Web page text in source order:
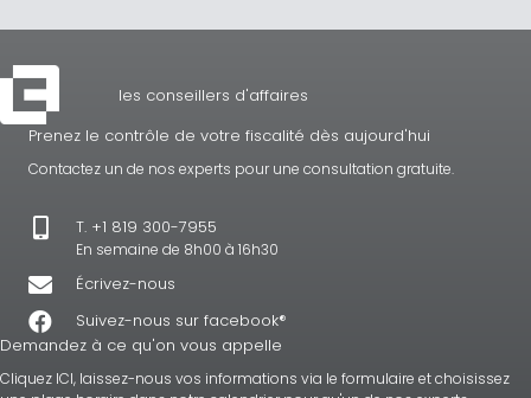
les conseillers d'affaires
Prenez le contrôle de votre fiscalité dès aujourd'hui
Contactez un de nos experts pour une consultation gratuite.
T. +1 819 300-7955
En semaine de 8h00 à 16h30
Écrivez-nous
Suivez-nous sur facebook®
Demandez à ce qu'on vous appelle
Cliquez ICI, laissez-nous vos informations via le formulaire et choisissez